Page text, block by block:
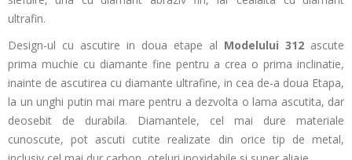
ultrafin.
Design-ul cu ascutire in doua etape al Modelului 312 ascute
prima muchie cu diamante fine pentru a crea o prima inclinatie,
inainte de ascutirea cu diamante ultrafine, in cea de-a doua Etapa,
la un unghi putin mai mare pentru a dezvolta o lama ascutita, dar
deosebit de durabila. Diamantele, cel mai dure materiale
cunoscute, pot ascuti cutite realizate din orice tip de metal,